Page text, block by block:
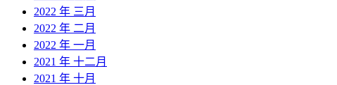
2022 年 三月
2022 年 二月
2022 年 一月
2021 年 十二月
2021 年 十月